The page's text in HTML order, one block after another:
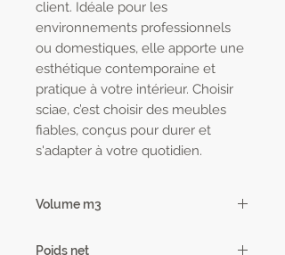
client. Idéale pour les
environnements professionnels
ou domestiques, elle apporte une
esthétique contemporaine et
pratique à votre intérieur. Choisir
sciae, c’est choisir des meubles
fiables, conçus pour durer et
s'adapter à votre quotidien.
Volume m3
Poids net